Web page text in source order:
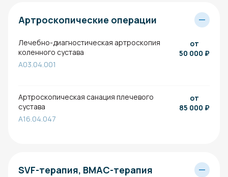
Артроскопические операции
Лечебно-диагностическая артроскопия
коленного сустава
A03.04.001
от
50 000 ₽
Артроскопическая санация плечевого
сустава
A16.04.047
от
85 000 ₽
SVF-терапия, BMAC-терапия